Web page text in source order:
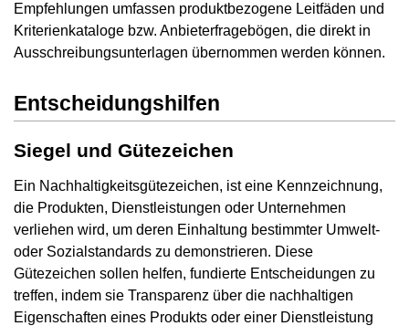
Empfehlungen umfassen produktbezogene Leitfäden und
Kriterienkataloge bzw. Anbieterfragebögen, die direkt in
Ausschreibungsunterlagen übernommen werden können.
Entscheidungshilfen
Siegel und Gütezeichen
Ein Nachhaltigkeitsgütezeichen, ist eine Kennzeichnung,
die Produkten, Dienstleistungen oder Unternehmen
verliehen wird, um deren Einhaltung bestimmter Umwelt-
oder Sozialstandards zu demonstrieren. Diese
Gütezeichen sollen helfen, fundierte Entscheidungen zu
treffen, indem sie Transparenz über die nachhaltigen
Eigenschaften eines Produkts oder einer Dienstleistung